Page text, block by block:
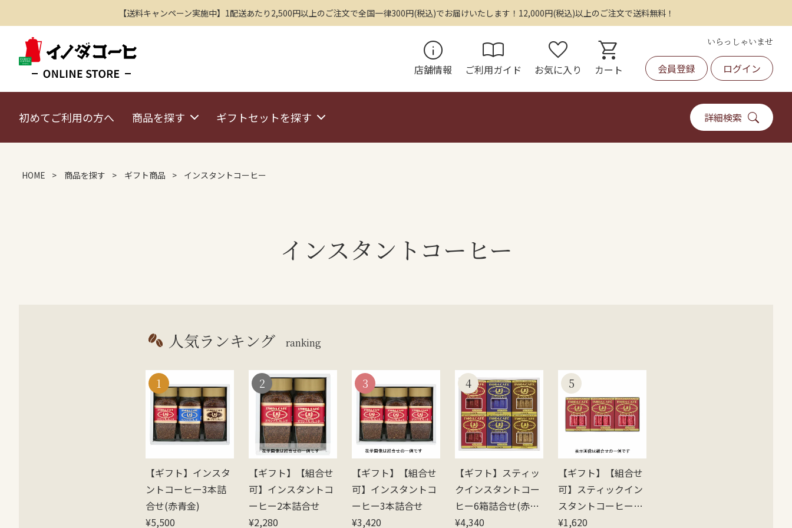
【送料キャンペーン実施中】1配送あたり2,500円以上のご注文で全国一律300円(税込)でお届けいたします！12,000円(税込)以上のご注文で送料無料！
info
店舗情報
import_contacts
ご利用ガイド
favorite
お気に入り
shopping_cart
カート
いらっしゃいませ
会員登録 ログイン
初めてご利用の方へ 商品を探す ギフトセットを探す 詳細検索
HOME 商品を探す ギフト商品 インスタントコーヒー
インスタントコーヒー
人気ランキング ranking
【ギフト】インスタ
ントコーヒー3本詰
合せ(赤青金)
¥5,500
【ギフト】【組合せ
可】インスタントコ
ーヒー2本詰合せ
¥2,280
【ギフト】【組合せ
可】インスタントコ
ーヒー3本詰合せ
¥3,420
【ギフト】スティッ
クインスタントコー
ヒー6箱詰合せ(赤2
青2金2)
¥4,340
【ギフト】【組合せ
可】スティックイン
スタントコーヒー3
箱詰合せ
¥1,620